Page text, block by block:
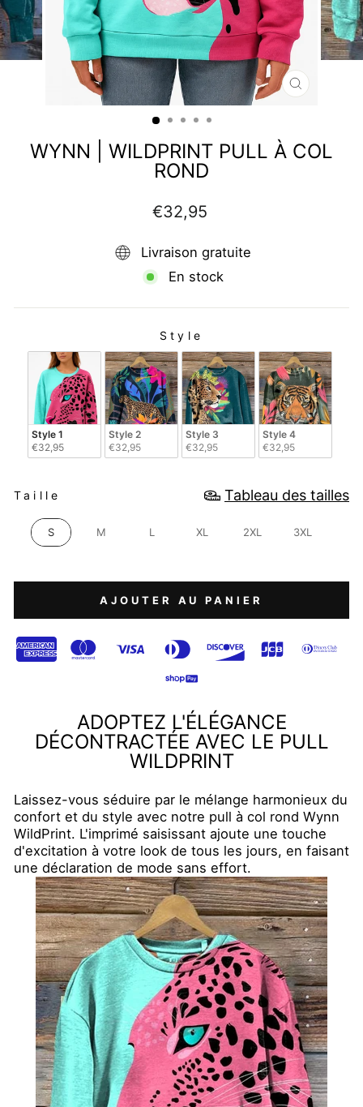
FERMER
WYNN | WILDPRINT PULL À COL
ROND
Prix
régulier
€32,95
Livraison gratuite
En stock
Style
STYLE
Style 1
€32,95
Style 2
€32,95
Style 3
€32,95
Style 4
€32,95
Taille Tableau des tailles
S M L XL 2XL 3XL
AJOUTER AU PANIER
ADOPTEZ L'ÉLÉGANCE
DÉCONTRACTÉE AVEC LE PULL
WILDPRINT
Laissez-vous séduire par le mélange harmonieux du
confort et du style avec notre pull à col rond Wynn
WildPrint. L'imprimé saisissant ajoute une touche
d'excitation à votre look de tous les jours, en faisant
une déclaration de mode sans effort.